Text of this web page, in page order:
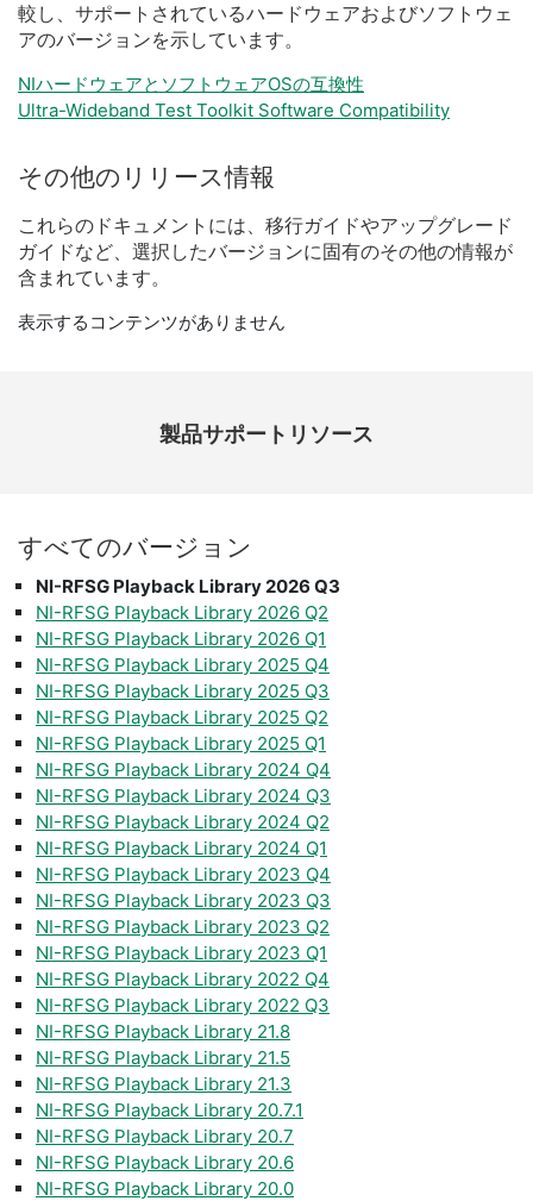
較 し、 サポート されているハードウェアおよびソフトウェ
アのバージョンを示してい ます。
NIハードウェアとソフトウェアOSの互換性
Ultra-Wideband Test Toolkit Software Compatibility
その他の リリース情報
これらの ドキュメント には、 移行ガイドやアップグレード
ガイドなど、 選択 したバージョンに固有のその他の情報が
含 まれてい ます。
表示するコンテンツがありません
製品​サポート​リソース
すべてのバージョン
NI-RFSG Playback Library 2026 Q3
NI-RFSG Playback Library 2026 Q2
NI-RFSG Playback Library 2026 Q1
NI-RFSG Playback Library 2025 Q4
NI-RFSG Playback Library 2025 Q3
NI-RFSG Playback Library 2025 Q2
NI-RFSG Playback Library 2025 Q1
NI-RFSG Playback Library 2024 Q4
NI-RFSG Playback Library 2024 Q3
NI-RFSG Playback Library 2024 Q2
NI-RFSG Playback Library 2024 Q1
NI-RFSG Playback Library 2023 Q4
NI-RFSG Playback Library 2023 Q3
NI-RFSG Playback Library 2023 Q2
NI-RFSG Playback Library 2023 Q1
NI-RFSG Playback Library 2022 Q4
NI-RFSG Playback Library 2022 Q3
NI-RFSG Playback Library 21.8
NI-RFSG Playback Library 21.5
NI-RFSG Playback Library 21.3
NI-RFSG Playback Library 20.7.1
NI-RFSG Playback Library 20.7
NI-RFSG Playback Library 20.6
NI-RFSG Playback Library 20.0